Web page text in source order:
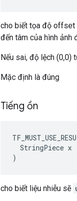
cho biết tọa độ offset
đến tâm của hình ảnh
Nếu sai, độ lệch (0,0)
Mặc định là đúng
Tiếng ồn
  StringPiece x
)
cho biết liệu nhiễu sẽ